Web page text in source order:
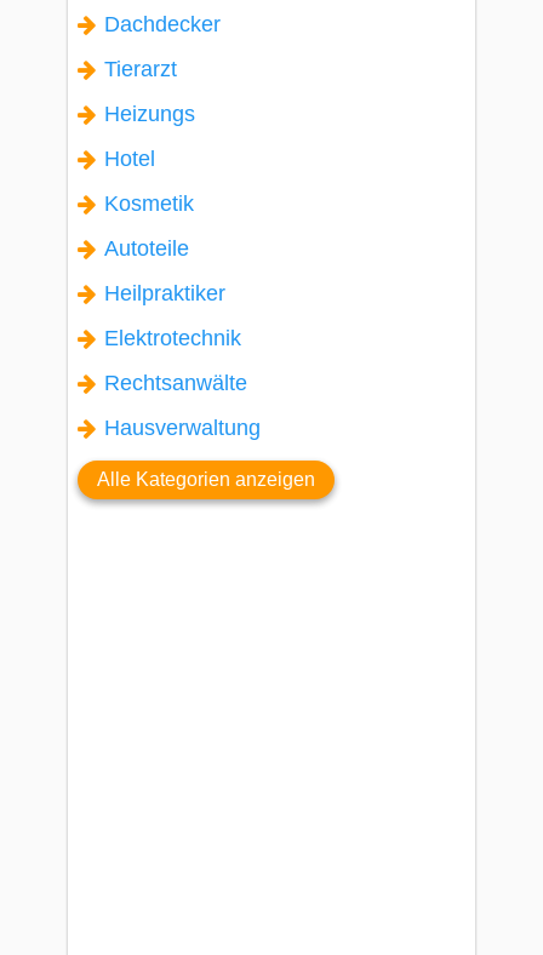
Dachdecker
Tierarzt
Heizungs
Hotel
Kosmetik
Autoteile
Heilpraktiker
Elektrotechnik
Rechtsanwälte
Hausverwaltung
Alle Kategorien anzeigen